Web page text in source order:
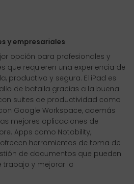
y empresariales
opción para profesionales y
que requieren una experiencia de
productiva y segura. El iPad es
de batalla gracias a la buena
suites de productividad como
Google Workspace, además
mejores aplicaciones de
Apps como Notability,
ofrecen herramientas de toma de
de documentos que pueden
trabajo y mejorar la